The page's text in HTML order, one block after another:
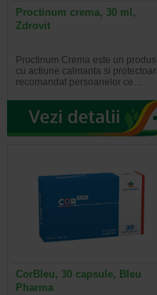
Proctinum crema, 30 ml,
Zdrovit
Proctinum Crema este un produs
cu actiune calmanta si
recomandat persoanelor ce…
CorBleu, 30 capsule, Bleu
Pharma